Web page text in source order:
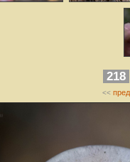
218
<<